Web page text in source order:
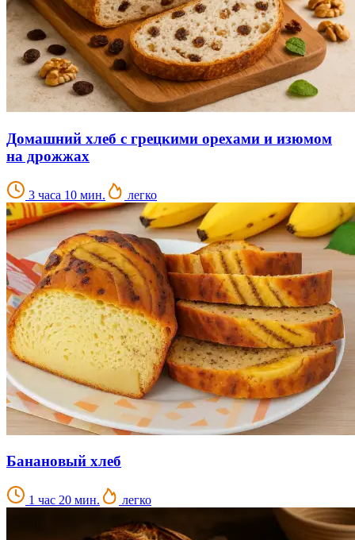
Домашний хлеб с грецкими орехами и изюмом
на дрожжах
3 часа 10 мин. легко
Банановый хлеб
1 час 20 мин. легко